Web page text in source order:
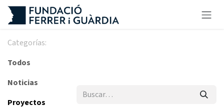
Ir al contenido
Categorías:
Todos
Noticias
Proyectos